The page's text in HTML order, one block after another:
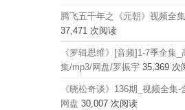
腾飞五千年之《元朝》视频全
37,471 次阅读
《罗辑思维》[音频]1-7季全集
集/mp3/网盘/罗振宇 35,369 次
《晓松奇谈》136期_视频全集-
网盘 30,007 次阅读